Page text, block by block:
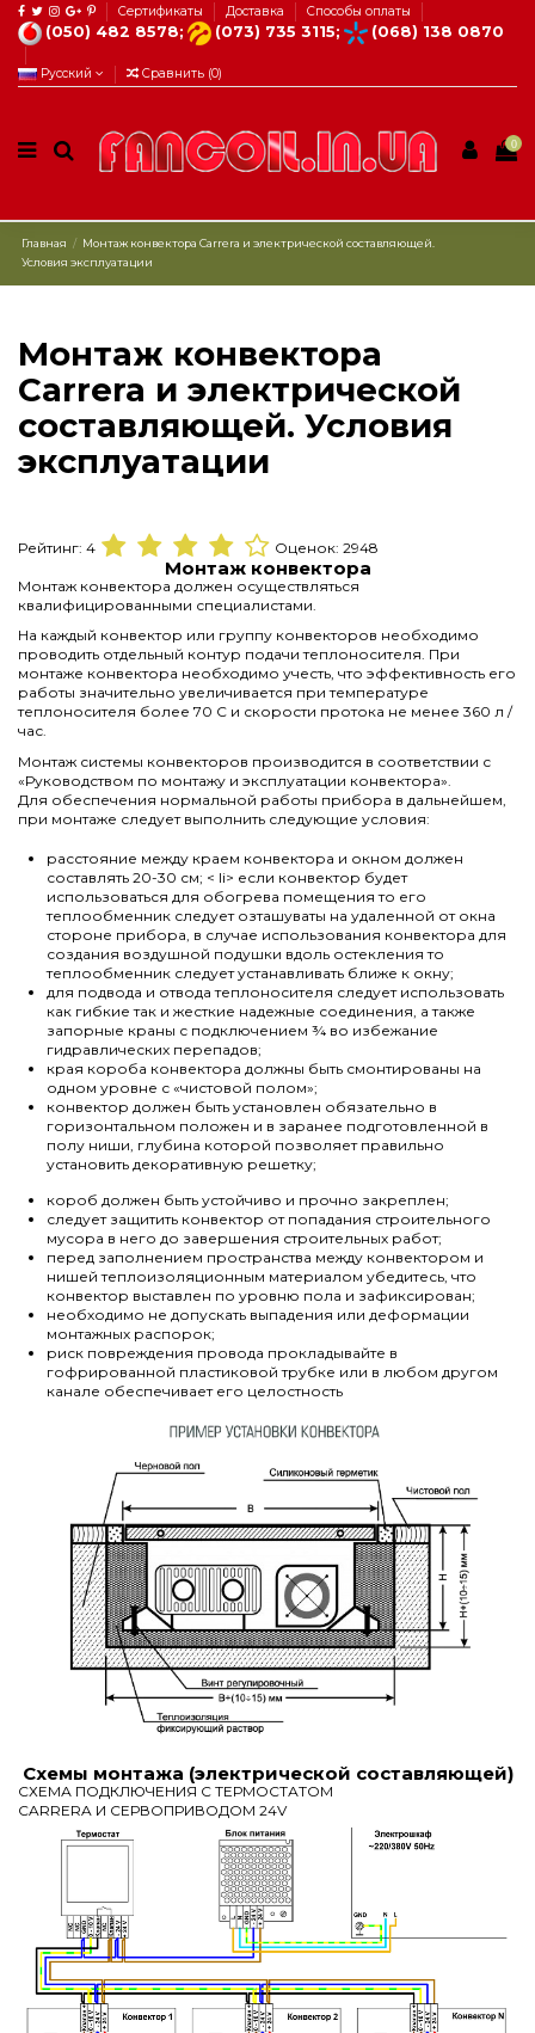
Сертификаты Доставка Способы оплаты
(050) 482 8578; (073) 735 3115; (068) 138 0870
Русский Сравнить (0)
0
Главная
Монтаж конвектора Carrera и электрической составляющей.
Условия эксплуатации
Монтаж конвектора
Carrera и электрической
составляющей. Условия
эксплуатации
Рейтинг: 4 Оценок: 2948
Монтаж конвектора
Монтаж конвектора должен осуществляться
квалифицированными специалистами.
На каждый конвектор или группу конвекторов необходимо
проводить отдельный контур подачи теплоносителя. При
монтаже конвектора необходимо учесть, что эффективность его
работы значительно увеличивается при температуре
теплоносителя более 70 С и скорости протока не менее 360 л /
час.
Монтаж системы конвекторов производится в соответствии с
«Руководством по монтажу и эксплуатации конвектора».
Для обеспечения нормальной работы прибора в дальнейшем,
при монтаже следует выполнить следующие условия:
расстояние между краем конвектора и окном должен
составлять 20-30 см; < li> если конвектор будет
использоваться для обогрева помещения то его
теплообменник следует озташуваты на удаленной от окна
стороне прибора, в случае использования конвектора для
создания воздушной подушки вдоль остекления то
теплообменник следует устанавливать ближе к окну;
для подвода и отвода теплоносителя следует использовать
как гибкие так и жесткие надежные соединения, а также
запорные краны с подключением ¾ во избежание
гидравлических перепадов;
края короба конвектора должны быть смонтированы на
одном уровне с «чистовой полом»;
конвектор должен быть установлен обязательно в
горизонтальном положен и в заранее подготовленной в
полу ниши, глубина которой позволяет правильно
установить декоративную решетку;
короб должен быть устойчиво и прочно закреплен;
следует защитить конвектор от попадания строительного
мусора в него до завершения строительных работ;
перед заполнением пространства между конвектором и
нишей теплоизоляционным материалом убедитесь, что
конвектор выставлен по уровню пола и зафиксирован;
необходимо не допускать выпадения или деформации
монтажных распорок;
риск повреждения провода прокладывайте в
гофрированной пластиковой трубке или в любом другом
канале обеспечивает его целостность
Схемы монтажа (электрической составляющей)
СХЕМА ПОДКЛЮЧЕНИЯ С ТЕРМОСТАТОМ
CARRERA И СЕРВОПРИВОДОМ 24V